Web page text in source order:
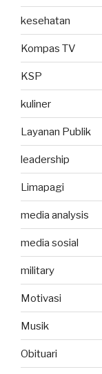
kesehatan
Kompas TV
KSP
kuliner
Layanan Publik
leadership
Limapagi
media analysis
media sosial
military
Motivasi
Musik
Obituari